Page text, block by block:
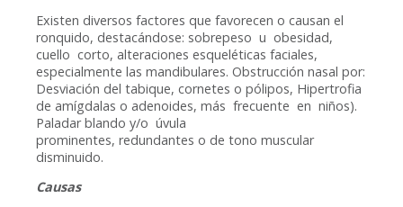
Existen diversos factores que favorecen o causan el
ronquido, destacándose: sobrepeso u obesidad,
cuello corto, alteraciones esqueléticas faciales,
especialmente las mandibulares. Obstrucción nasal por:
Desviación del tabique, cornetes o pólipos, Hipertrofia
de amígdalas o adenoides, más frecuente en niños).
Paladar blando y/o úvula
prominentes, redundantes o de tono muscular
disminuido.
Causas